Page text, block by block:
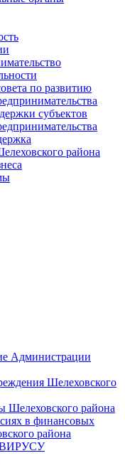
по развитию
субъектов
района
Администрации
Шелеховского
Шелеховского района
в финансовых
района